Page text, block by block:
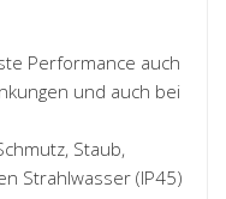
Performance auch
und auch bei
Staub,
Strahlwasser (IP45)